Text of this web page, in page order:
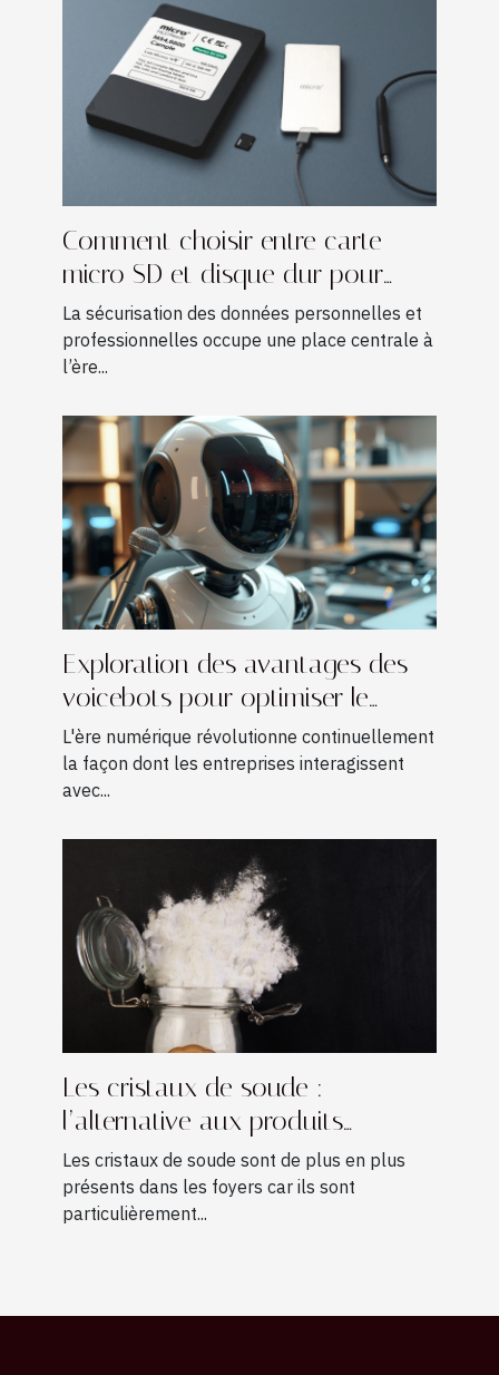
Comment choisir entre carte
micro SD et disque dur pour
sécuriser ses données ?
La sécurisation des données personnelles et
professionnelles occupe une place centrale à
l’ère...
Exploration des avantages des
voicebots pour optimiser le
service client
L'ère numérique révolutionne continuellement
la façon dont les entreprises interagissent
avec...
Les cristaux de soude :
l’alternative aux produits
d’entretien multi-usages
classiques
Les cristaux de soude sont de plus en plus
présents dans les foyers car ils sont
particulièrement...